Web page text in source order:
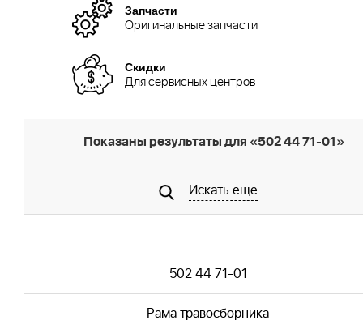
Запчасти
Оригинальные запчасти
Скидки
Для сервисных центров
Показаны результаты для «502 44 71-01»
Искать еще
502 44 71-01
Рама травосборника